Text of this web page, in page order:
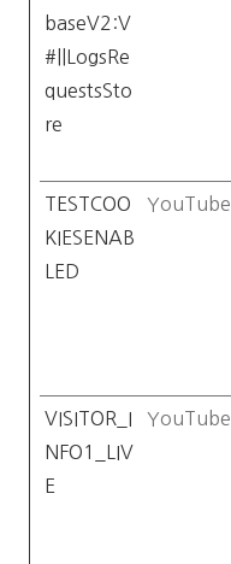
baseV2:V
#||LogsRe
questsSto
re
TESTCOO
KIESENAB
LED
YouTube
VISITOR_I
NFO1_LIV
E
YouTube